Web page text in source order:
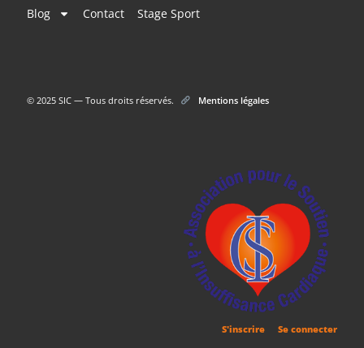
Blog Contact Stage Sport
© 2025 SIC — Tous droits réservés. Mentions légales
S'inscrire Se connecter